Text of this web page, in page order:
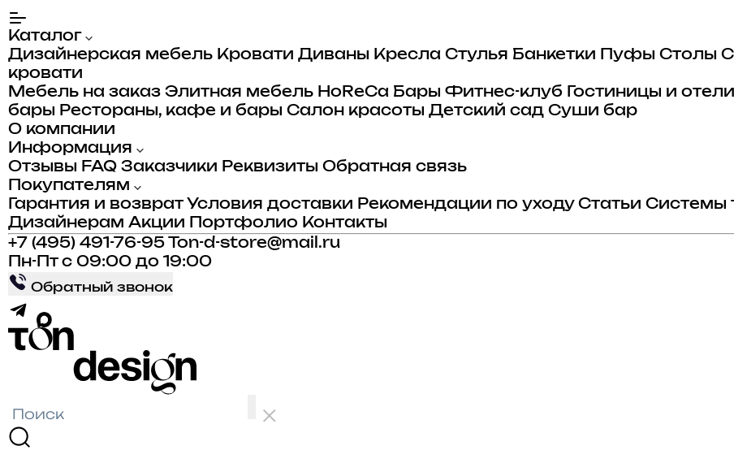
Каталог
Дизайнерская мебель Кровати Диваны Кресла Стулья Банкетки Пуфы Столы
кровати
Мебель на заказ Элитная мебель HoReCa Бары Фитнес-клуб Гостиницы и отели
бары Рестораны, кафе и бары Салон красоты Детский сад Суши бар
О компании
Информация
Отзывы FAQ Заказчики Реквизиты Обратная связь
Покупателям
Гарантия и возврат Условия доставки Рекомендации по уходу Статьи Системы
Дизайнерам Акции Портфолио Контакты
+7 (495) 491-76-95
Ton-d-store@mail.ru
Пн-Пт с 09:00 до 19:00
Обратный звонок